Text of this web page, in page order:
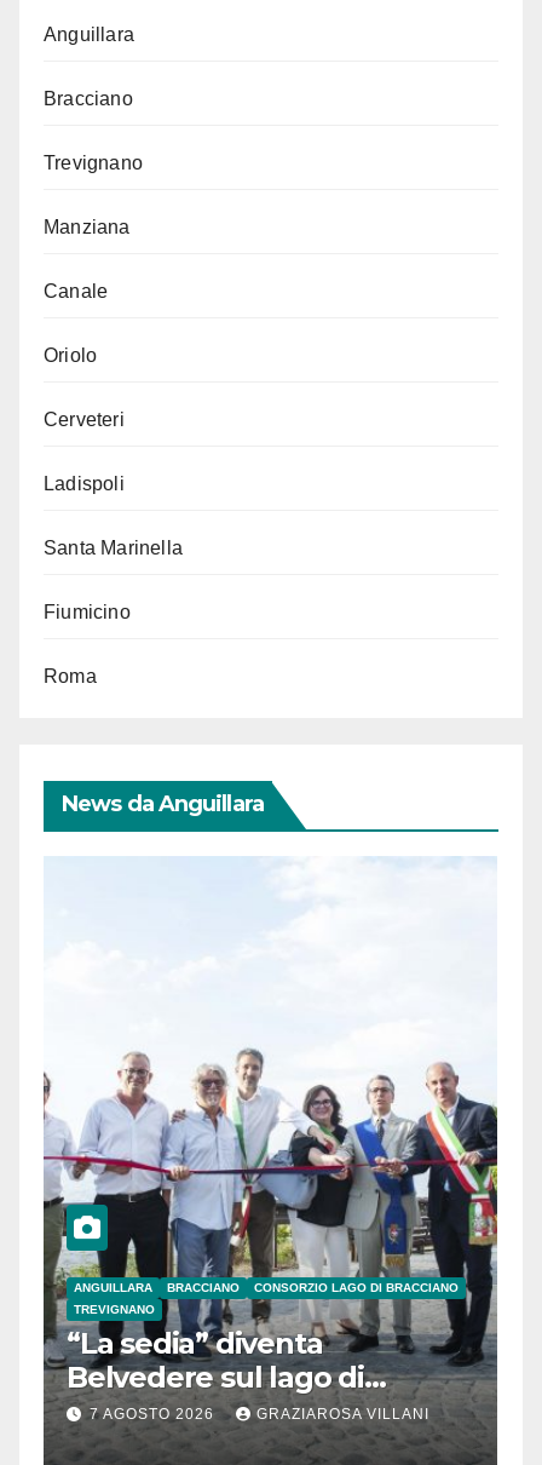
Anguillara
Bracciano
Trevignano
Manziana
Canale
Oriolo
Cerveteri
Ladispoli
Santa Marinella
Fiumicino
Roma
News da Anguillara
ANGUILLARA BRACCIANO
CONSORZIO LAGO DI BRACCIANO
TREVIGNANO
“La sedia” diventa
Belvedere sul lago di
Bracciano: ieri
l’inaugurazione
7 AGOSTO 2026 GRAZIAROSA VILLANI